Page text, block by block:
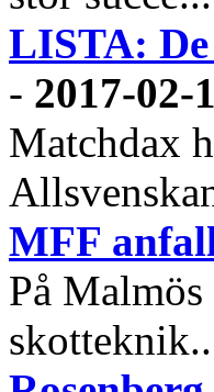
LISTA:
- 2017-02-
Matchdax
MFF
På